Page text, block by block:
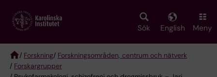
main
Sök English Meny
Breadcrumb
/ Forskning/ Forskningsområden, centrum och nätverk
/ Forskargrupper